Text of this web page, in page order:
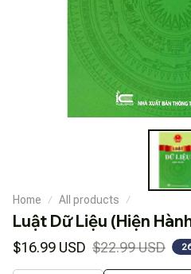
Home All products
Luật Dữ Liệu (Hiện
$16.99 USD $22.99 USD